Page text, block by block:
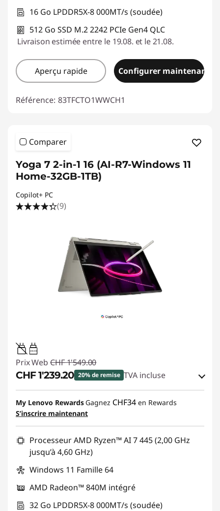
16 Go LPDDR5X-8 000MT/s (soudée)
512 Go SSD M.2 2242 PCIe Gen4 QLC
Livraison estimée entre le 19.08. et le 21.08.
Aperçu rapide Configurer maintenant
Référence: 83TFCTO1WWCH1
Comparer
Yoga 7 2-in-1 16 (AI-R7-Windows 11
Home-32GB-1TB)
Copilot+ PC
(9)
45W-65W
Prix Web CHF 1'549.00
CHF 1'239.20 20% de remise TVA incluse
Bons de réduction en ligne :-CHF 309.80
Code de réduction :
My Lenovo Rewards Gagnez CHF34 en Rewards
S’inscrire maintenant
Processeur AMD Ryzen™ AI 7 445 (2,00 GHz
jusqu’à 4,60 GHz)
Windows 11 Famille 64
AMD Radeon™ 840M intégré
32 Go LPDDR5X-8 000MT/s (soudée)